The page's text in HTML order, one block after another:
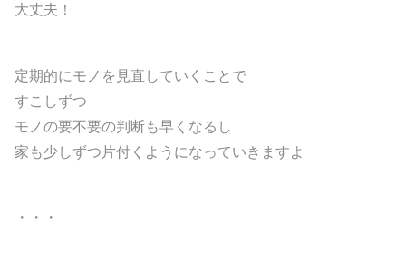
大丈夫！
定期的にモノを見直していくことで
すこしずつ
モノの要不要の判断も早くなるし
家も少しずつ片付くようになっていきますよ
・・・